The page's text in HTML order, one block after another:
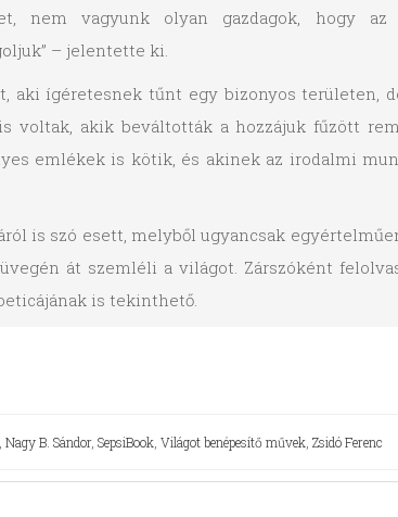
nem vagyunk olyan gazdagok, hogy az
– jelentette ki.
ígéretesnek tűnt egy bizonyos területen,
voltak, akik beváltották a hozzájuk fűzött
emlékek is kötik, és akinek az irodalmi
is szó esett, melyből ugyancsak
át szemléli a világot. Zárszóként
is tekinthető.
Nagy B. Sándor, SepsiBook, Világot benépesítő művek, Zsidó Ferenc